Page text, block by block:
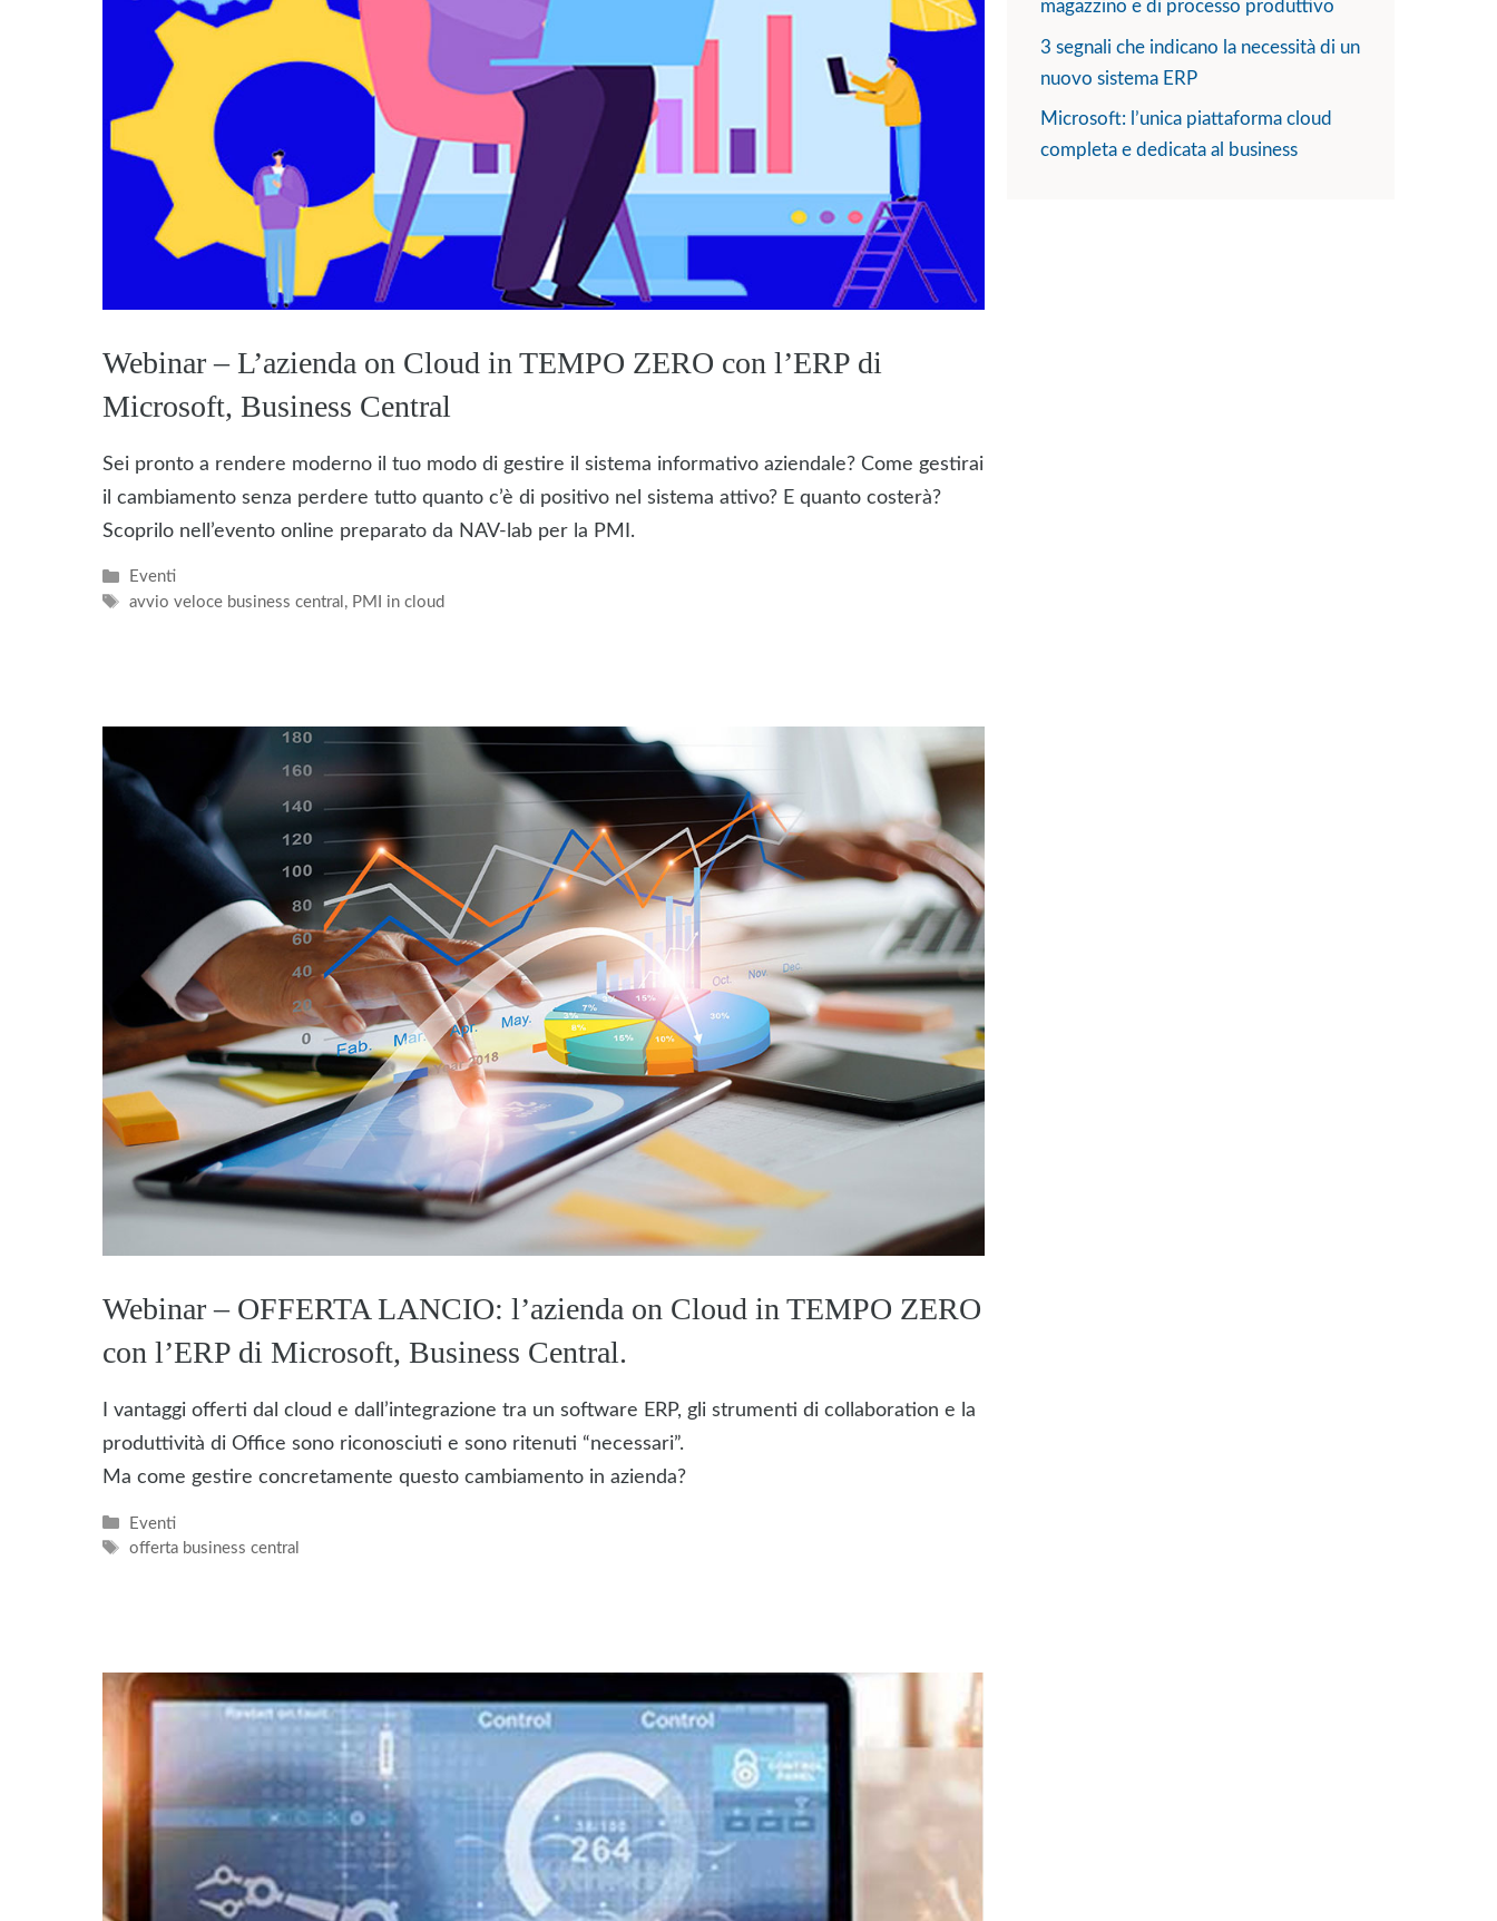
Webinar – L’azienda on Cloud in TEMPO ZERO con l’ERP di
Microsoft, Business Central
Sei pronto a rendere moderno il tuo modo di gestire il sistema informativo aziendale? Come gestirai
il cambiamento senza perdere tutto quanto c’è di positivo nel sistema attivo? E quanto costerà?
Scoprilo nell’evento online preparato da NAV-lab per la PMI.
Categorie
Eventi
Tag
avvio veloce business central , PMI in cloud
Webinar – OFFERTA LANCIO: l’azienda on Cloud in TEMPO ZERO
con l’ERP di Microsoft, Business Central.
I vantaggi offerti dal cloud e dall’integrazione tra un software ERP, gli strumenti di collaboration e la
produttività di Office sono riconosciuti e sono ritenuti “necessari”.
Ma come gestire concretamente questo cambiamento in azienda?
Categorie
Eventi
Tag
offerta business central
magazzino e di processo produttivo
3 segnali che indicano la necessità di un
nuovo sistema ERP
Microsoft: l’unica piattaforma cloud
completa e dedicata al business